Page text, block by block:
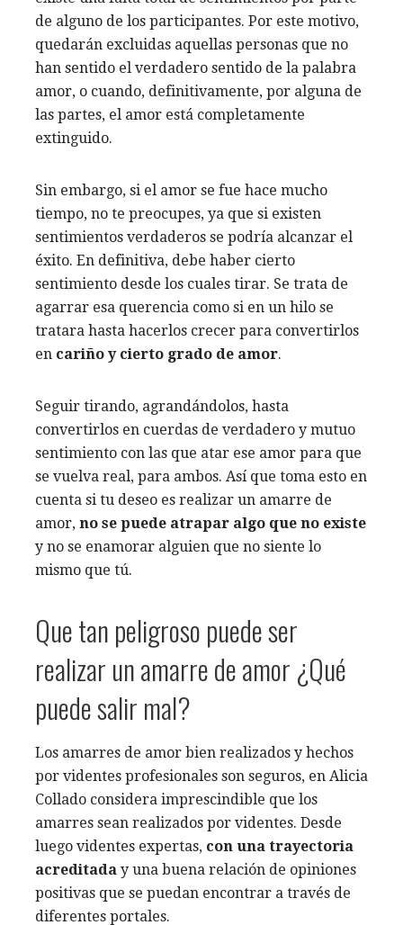
de alguno de los participantes. Por este motivo,
quedarán excluidas aquellas personas que no
han sentido el verdadero sentido de la palabra
amor, o cuando, definitivamente, por alguna de
las partes, el amor está completamente
extinguido.
Sin embargo, si el amor se fue hace mucho
tiempo, no te preocupes, ya que si existen
sentimientos verdaderos se podría alcanzar el
éxito. En definitiva, debe haber cierto
sentimiento desde los cuales tirar. Se trata de
agarrar esa querencia como si en un hilo se
tratara hasta hacerlos crecer para convertirlos
en cariño y cierto grado de amor.
Seguir tirando, agrandándolos, hasta
convertirlos en cuerdas de verdadero y mutuo
sentimiento con las que atar ese amor para que
se vuelva real, para ambos. Así que toma esto en
cuenta si tu deseo es realizar un amarre de
amor, no se puede atrapar algo que no existe
y no se enamorar alguien que no siente lo
mismo que tú.
Que tan peligroso puede ser
realizar un amarre de amor ¿Qué
puede salir mal?
Los amarres de amor bien realizados y hechos
por videntes profesionales son seguros, en Alicia
Collado considera imprescindible que los
amarres sean realizados por videntes. Desde
luego videntes expertas, con una trayectoria
acreditada y una buena relación de opiniones
positivas que se puedan encontrar a través de
diferentes portales.